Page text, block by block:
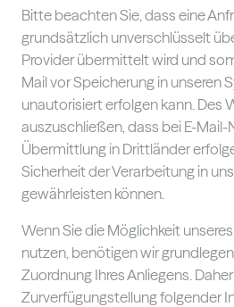
Bitte beachten Sie, dass eine
grundsätzlich unverschlüsselt
Provider übermittelt wird und
Mail vor Speicherung in unseren
unautorisiert erfolgen kann. Des
auszuschließen, dass bei E-Mail-
Übermittlung in Drittländer
Sicherheit der Verarbeitung in
gewährleisten können.
Wenn Sie die Möglichkeit
nutzen, benötigen wir
Zuordnung Ihres Anliegens.
Zurverfügungstellung folgender